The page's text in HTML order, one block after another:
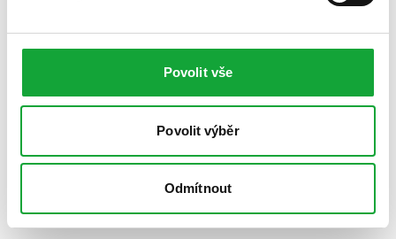
Povolit vše
Povolit výběr
Odmítnout